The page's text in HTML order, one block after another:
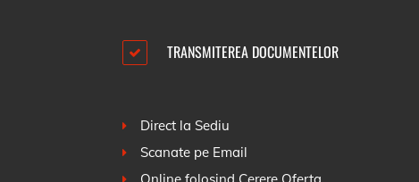
TRANSMITEREA DOCUMENTELOR
Direct la Sediu
Scanate pe Email